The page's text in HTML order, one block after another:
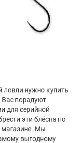
нужно купить
Вас порадуют
для серийной
эти блёсна по
магазине. Мы
выгодному